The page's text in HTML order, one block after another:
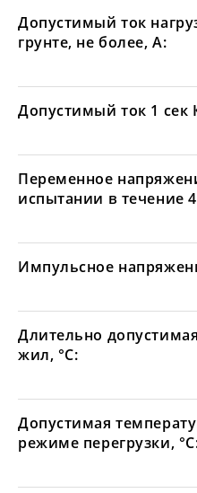
Допустимый ток
грунте, не более, А:
Допустимый ток 1 сек
Переменное
испытании в течение
Импульсное
Длительно
жил, °С:
Допустимая
режиме перегрузки,